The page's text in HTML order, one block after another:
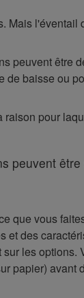
Mais l'éventail
peuvent être
de baisse ou
raison pour
peuvent
que vous
et des
les options.
papier) avant